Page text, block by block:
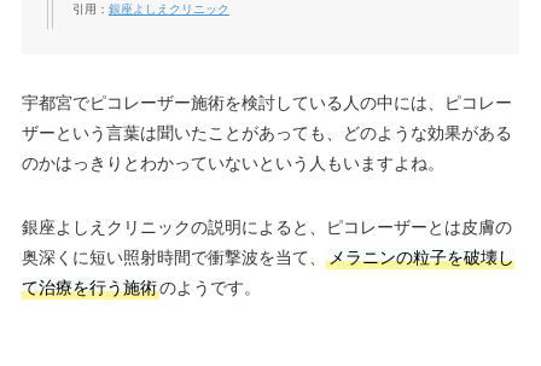
引用： 銀座よしえクリニック
宇都宮でピコレーザー施術を検討している人の中には、ピコレー
ザーという言葉は聞いたことがあっても、どのような効果がある
のかはっきりとわかっていないという人もいますよね。
銀座よしえクリニックの説明によると、ピコレーザーとは皮膚の
奥深くに短い照射時間で衝撃波を当て、
メラニンの粒子を破壊し
て治療を行う施術のようです。